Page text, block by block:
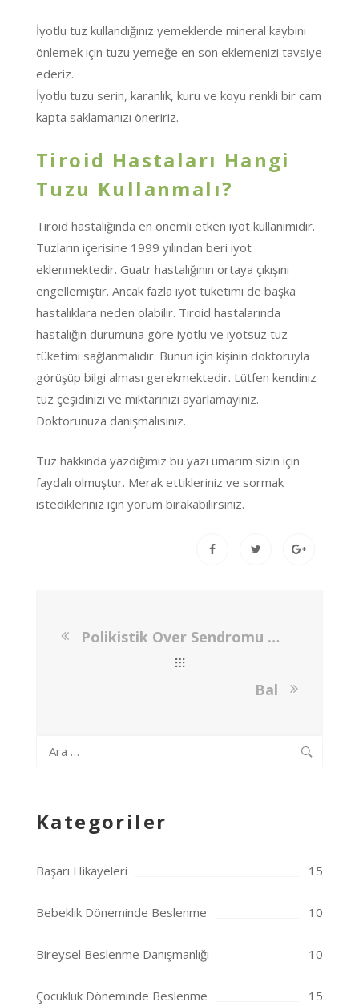
İyotlu tuz kullandığınız yemeklerde mineral kaybını
önlemek için tuzu yemeğe en son eklemenizi tavsiye
ederiz.
İyotlu tuzu serin, karanlık, kuru ve koyu renkli bir cam
kapta saklamanızı öneririz.
Tiroid Hastaları Hangi
Tuzu Kullanmalı?
Tiroid hastalığında en önemli etken iyot kullanımıdır.
Tuzların içerisine 1999 yılından beri iyot
eklenmektedir. Guatr hastalığının ortaya çıkışını
engellemiştir. Ancak fazla iyot tüketimi de başka
hastalıklara neden olabilir. Tiroid hastalarında
hastalığın durumuna göre iyotlu ve iyotsuz tuz
tüketimi sağlanmalıdır. Bunun için kişinin doktoruyla
görüşüp bilgi alması gerekmektedir. Lütfen kendiniz
tuz çeşidinizi ve miktarınızı ayarlamayınız.
Doktorunuza danışmalısınız.
Tuz hakkında yazdığımız bu yazı umarım sizin için
faydalı olmuştur. Merak ettikleriniz ve sormak
istedikleriniz için yorum bırakabilirsiniz.
Polikistik Over Sendromu ve Beslenme
Bal
Arama:
Kategoriler
Başarı Hikayeleri 15
Bebeklik Döneminde Beslenme 10
Bireysel Beslenme Danışmanlığı 10
Çocukluk Döneminde Beslenme 15